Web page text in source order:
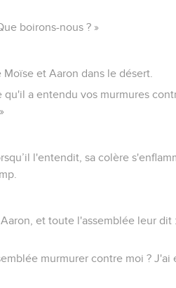
boirons-nous ? »
et Aaron dans le désert.
a entendu vos murmures
l'entendit, sa colère
et toute l'assemblée leur dit
murmurer contre moi ?